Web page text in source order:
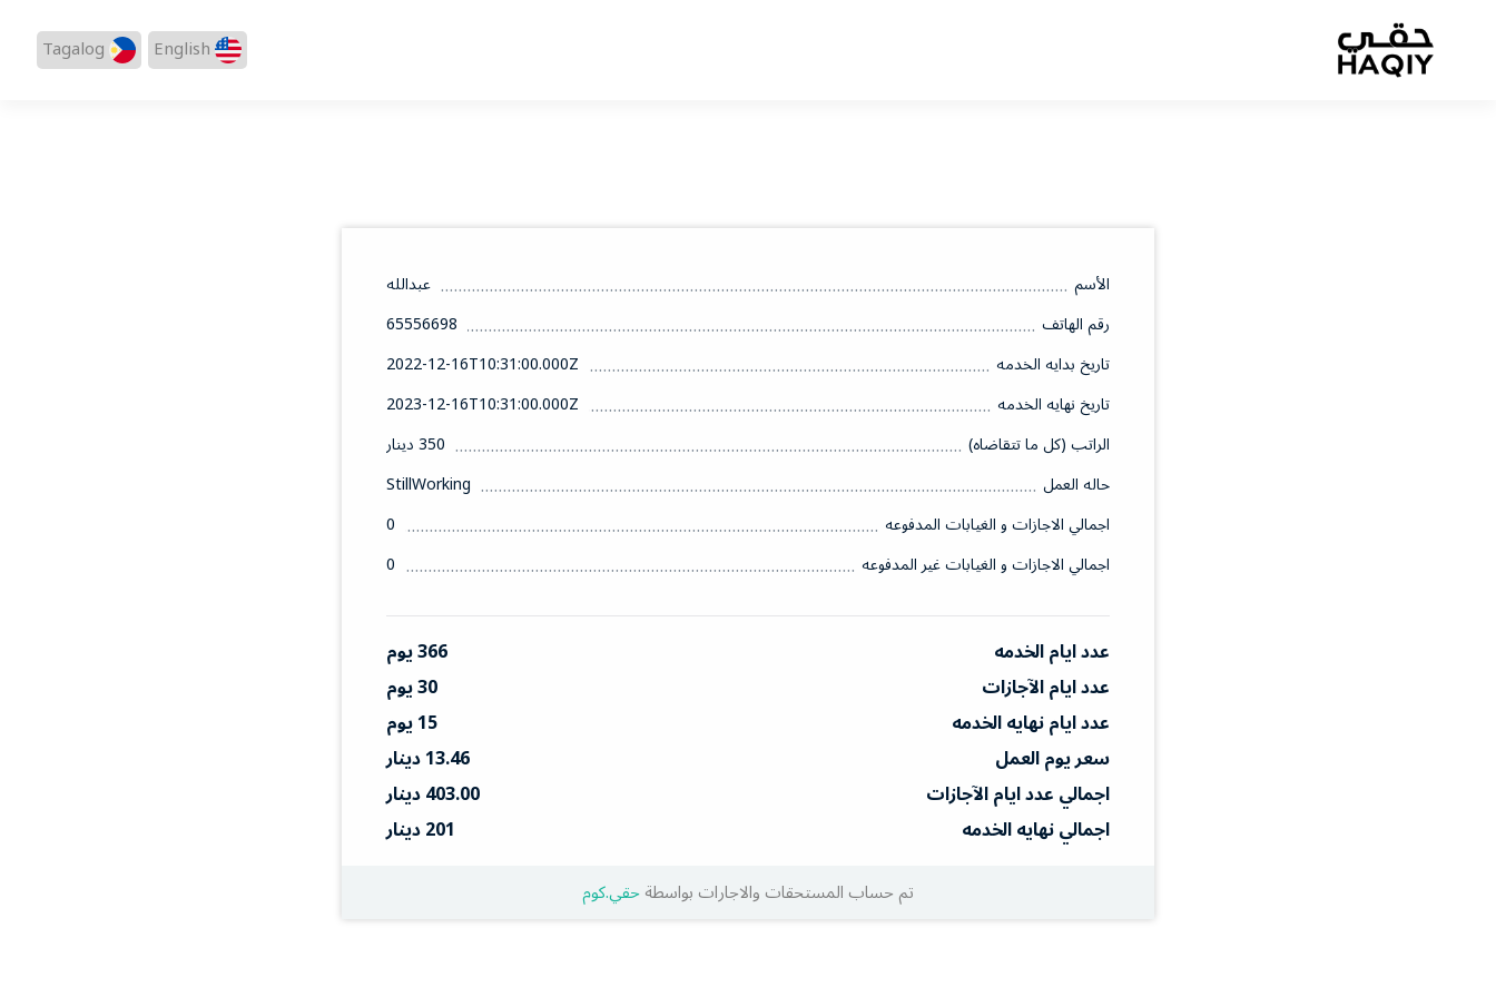
English
Tagalog
الأسم
عبدالله
رقم الهاتف
65556698
تاريخ بدايه الخدمه
2022-12-16T10:31:00.000Z
تاريخ نهايه الخدمه
2023-12-16T10:31:00.000Z
الراتب (كل ما تتقاضاه)
350 دينار
حاله العمل
StillWorking
اجمالي الاجازات و الغيابات المدفوعه
0
اجمالي الاجازات و الغيابات غير المدفوعه
0
عدد ايام الخدمه
366 يوم
عدد ايام الآجازات
30 يوم
عدد ايام نهايه الخدمه
15 يوم
سعر يوم العمل
13.46 دينار
اجمالي عدد ايام الآجازات
403.00 دينار
اجمالي نهايه الخدمه
201 دينار
تم حساب المستحقات والاجارات بواسطةحقي.كوم